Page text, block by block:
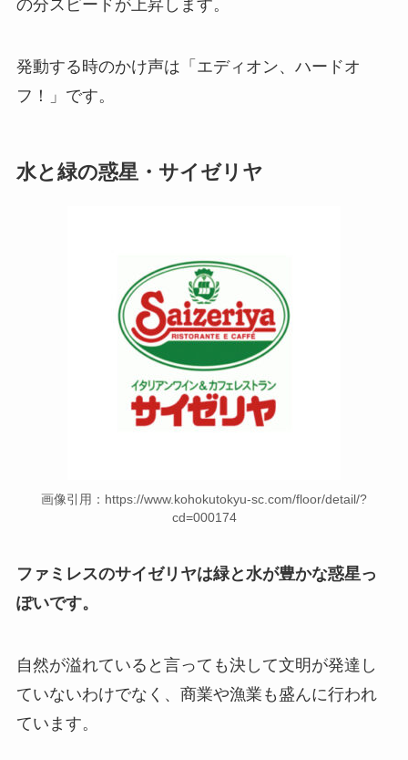
の分スピードが上昇します。
発動する時のかけ声は「エディオン、ハードオ
フ！」です。
水と緑の惑星・サイゼリヤ
画像引用：https://www.kohokutokyu-sc.com/floor/detail/?
cd=000174
ファミレスのサイゼリヤは緑と水が豊かな惑星っ
ぽいです。
自然が溢れていると言っても決して文明が発達し
ていないわけでなく、商業や漁業も盛んに行われ
ています。